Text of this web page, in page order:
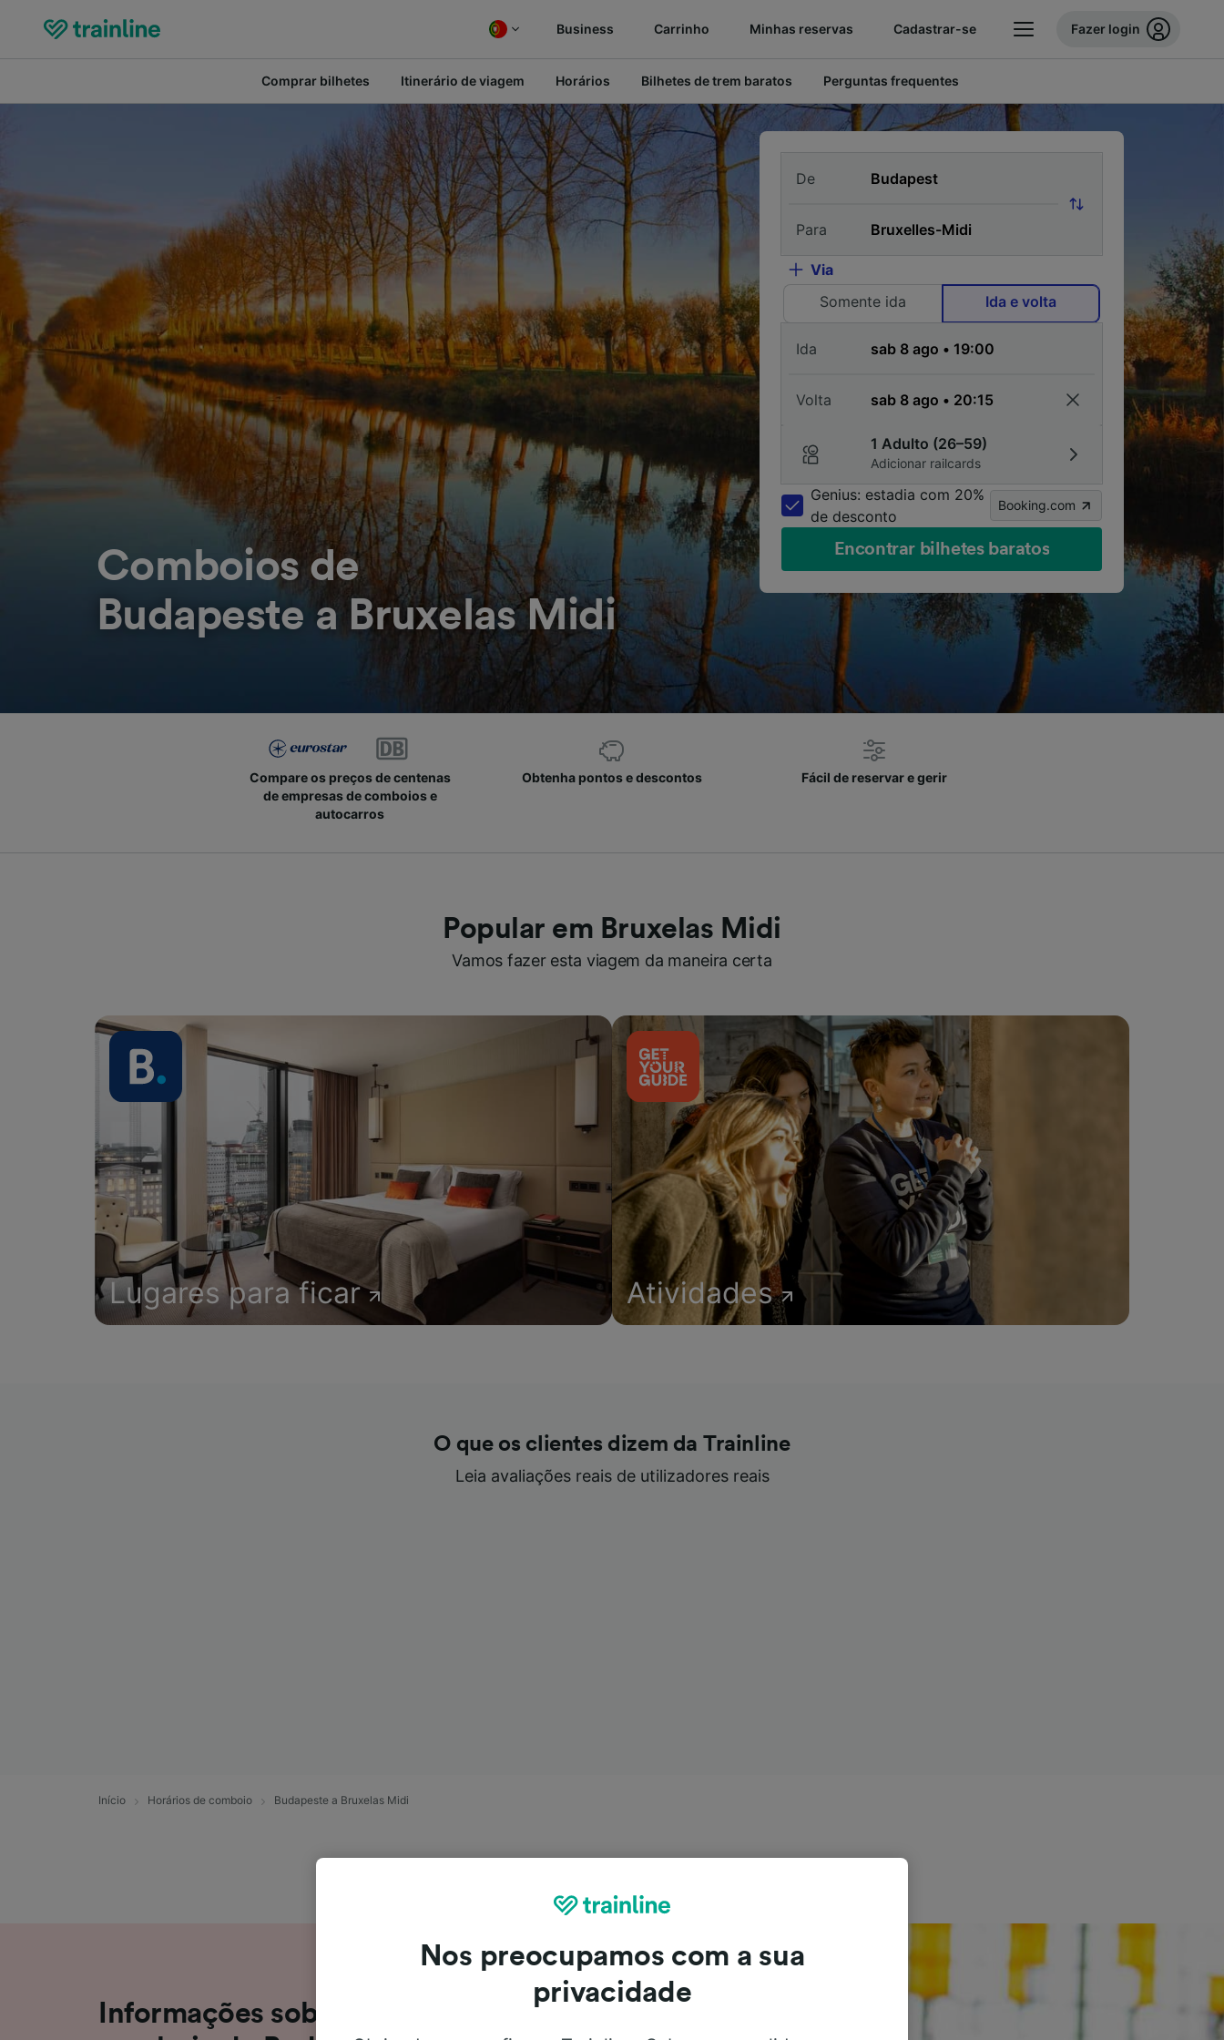
Business Carrinho Minhas reservas Cadastrar-se Fazer login
Comprar bilhetes Itinerário de viagem Horários Bilhetes de trem baratos Perguntas frequentes
Comboios de
Budapeste a Bruxelas Midi
De
Para
Via
Somente ida
Ida e volta
Ida
Volta
1 Adulto (26–59)
Adicionar railcards
Genius: estadia com 20%
de desconto
Booking.com
Encontrar bilhetes baratos
Compare os preços de centenas
de empresas de comboios e
autocarros
Obtenha pontos e descontos Fácil de reservar e gerir
Popular em Bruxelas Midi
Vamos fazer esta viagem da maneira certa
Lugares para ficar Atividades
O que os clientes dizem da Trainline
Leia avaliações reais de utilizadores reais
Início Horários de comboio Budapeste a Bruxelas Midi
Informações sobre a viagem de
Nos preocupamos com a sua
privacidade